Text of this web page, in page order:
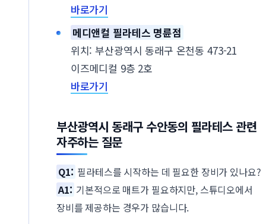
바로가기
메디앤컬 필라테스 명륜점
위치: 부산광역시 동래구 온천동 473-21
이즈메디컬 9층 2호
바로가기
부산광역시 동래구 수안동의 필라테스 관련
자주하는 질문
Q1: 필라테스를 시작하는 데 필요한 장비가 있나요?
A1: 기본적으로 매트가 필요하지만, 스튜디오에서
장비를 제공하는 경우가 많습니다.